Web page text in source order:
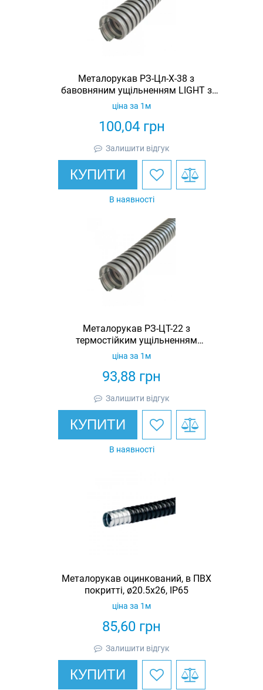
Металорукав РЗ-Цл-Х-38 з
бавовняним ущільненням LIGHT з
протяжкою (бухта 25м)
100,04грн
ціна за 1м
Залишити відгук
КУПИТИ
В наявності
Металорукав РЗ-ЦТ-22 з
термостійким ущільненням
STANDART з протяжкою (бухта 50м)
93,88 грн
ціна за 1м
Залишити відгук
КУПИТИ
В наявності
Металорукав оцинкований, в ПВХ
покритті, ø20.5x26, IP65
85,60 грн
ціна за 1м
Залишити відгук
КУПИТИ